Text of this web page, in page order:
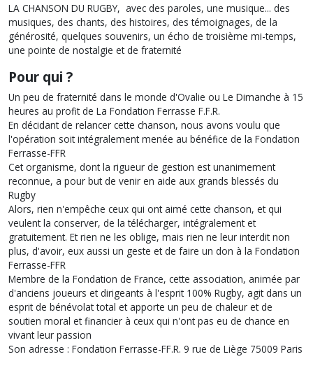
LA CHANSON DU RUGBY, avec des paroles, une musique... des
musiques, des chants, des histoires, des témoignages, de la
générosité, quelques souvenirs, un écho de troisième mi-temps,
une pointe de nostalgie et de fraternité
Pour qui ?
Un peu de fraternité dans le monde d'Ovalie ou Le Dimanche à 15
heures au profit de La Fondation Ferrasse F.F.R.
En décidant de relancer cette chanson, nous avons voulu que
l'opération soit intégralement menée au bénéfice de la Fondation
Ferrasse-FFR
Cet organisme, dont la rigueur de gestion est unanimement
reconnue, a pour but de venir en aide aux grands blessés du
Rugby
Alors, rien n'empêche ceux qui ont aimé cette chanson, et qui
veulent la conserver, de la télécharger, intégralement et
gratuitement. Et rien ne les oblige, mais rien ne leur interdit non
plus, d'avoir, eux aussi un geste et de faire un don à la Fondation
Ferrasse-FFR
Membre de la Fondation de France, cette association, animée par
d'anciens joueurs et dirigeants à l'esprit 100% Rugby, agit dans un
esprit de bénévolat total et apporte un peu de chaleur et de
soutien moral et financier à ceux qui n'ont pas eu de chance en
vivant leur passion
Son adresse : Fondation Ferrasse-FF.R. 9 rue de Liège 75009 Paris